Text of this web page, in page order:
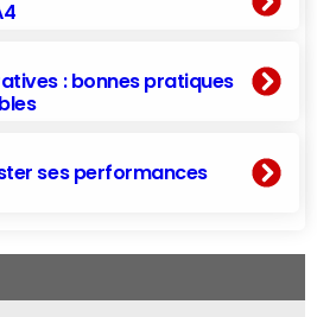
: bonnes pratiques
ses performances